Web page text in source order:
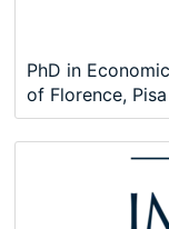
PhD in
of Florence,